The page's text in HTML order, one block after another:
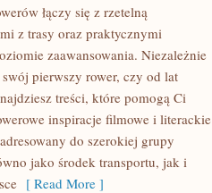
łączy się z rzetelną
z trasy oraz praktycznymi
zaawansowania. Niezależnie
pierwszy rower, czy od lat
treści, które pomogą Ci
inspiracje filmowe i literackie
do szerokiej grupy
jako środek transportu, jak i
[ Read More ]